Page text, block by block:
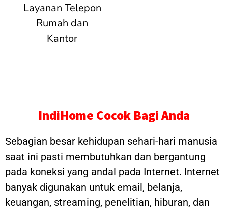
Layanan Telepon
Rumah dan
Kantor
IndiHome Cocok Bagi Anda
Sebagian besar kehidupan sehari-hari manusia
saat ini pasti membutuhkan dan bergantung
pada koneksi yang andal pada Internet. Internet
banyak digunakan untuk email, belanja,
keuangan, streaming, penelitian, hiburan, dan